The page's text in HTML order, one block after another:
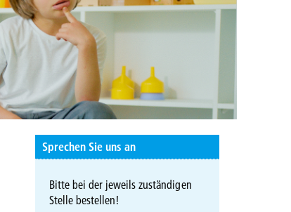
Sprechen Sie uns an
Bitte bei der jeweils zuständigen
Stelle bestellen!